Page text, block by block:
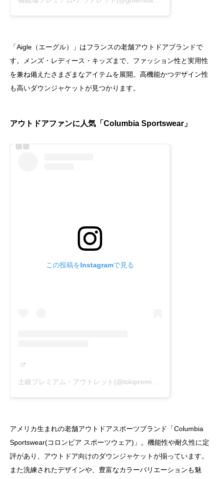
「Aigle（エーグル）」はフランスの老舗アウトドアブランドで
す。メンズ・レディース・キッズまで、ファッション性と実用性
を兼ね備えたさまざまなアイテムを展開。高機能かつデザイン性
も高いダウンジャケットが見つかります。
アウトドアファンに人気「Columbia Sportswear」
この投稿をInstagramで見る
アメリカ生まれの老舗アウトドアスポーツブランド「Columbia
Sportswear(コロンビア スポーツウェア)」。機能性や耐久性に定
評があり、アウトドア向けのダウンジャケットが揃っています。
また洗練されたデザインや、豊富なカラーバリエーションも魅